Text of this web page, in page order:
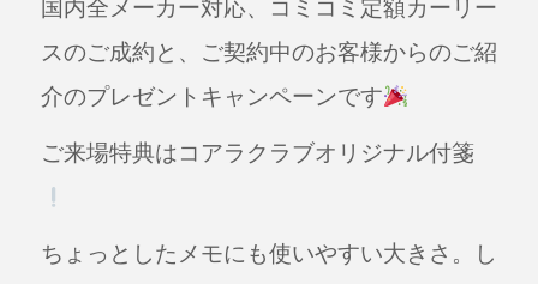
国内全メーカー対応、コミコミ定額カーリー
スのご成約と、ご契約中のお客様からのご紹
介のプレゼントキャンペーンです
ご来場特典はコアラクラブオリジナル付箋
ちょっとしたメモにも使いやすい大きさ。し